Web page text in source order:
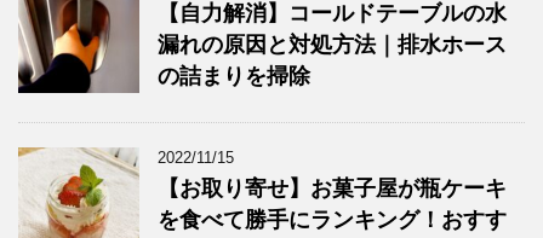
【自力解消】コールドテーブルの水
漏れの原因と対処方法｜排水ホース
の詰まりを掃除
2022/11/15
【お取り寄せ】お菓子屋が瓶ケーキ
を食べて勝手にランキング！おすす